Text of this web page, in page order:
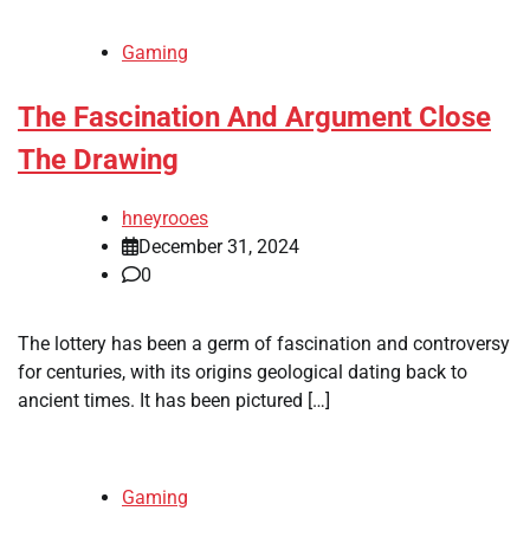
Gaming
The Fascination And Argument Close
The Drawing
hneyrooes
December 31, 2024
0
The lottery has been a germ of fascination and controversy
for centuries, with its origins geological dating back to
ancient times. It has been pictured […]
Gaming